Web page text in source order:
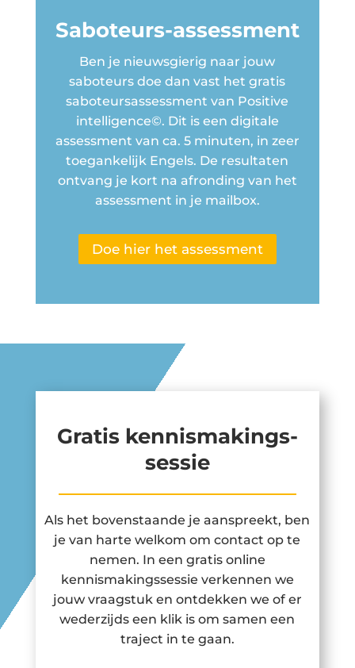
Saboteurs-assessment
Ben je nieuwsgierig naar jouw
saboteurs doe dan vast het gratis
saboteursassessment van Positive
intelligence©. Dit is een digitale
assessment van ca. 5 minuten, in zeer
toegankelijk Engels. De resultaten
ontvang je kort na afronding van het
assessment in je mailbox.
Doe hier het assessment
Gratis kennismakings-
sessie
Als het bovenstaande je aanspreekt, ben
je van harte welkom om contact op te
nemen. In een gratis online
kennismakingssessie verkennen we
jouw vraagstuk en ontdekken we of er
wederzijds een klik is om samen een
traject in te gaan.